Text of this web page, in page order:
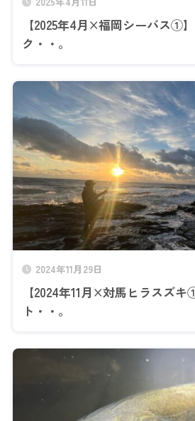
【2025年4月×福岡シーバス①
ク・・。
2024年11月29日
【2024年11月×対馬ヒラスズ
ト・・。